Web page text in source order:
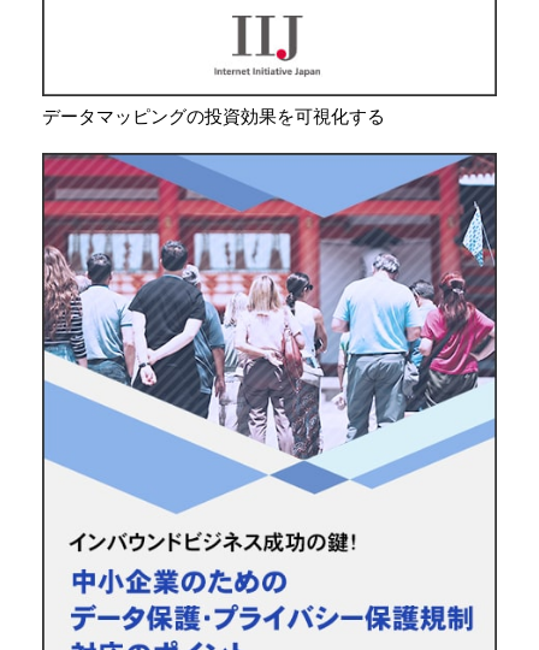
データマッピングの投資効果を可視化する